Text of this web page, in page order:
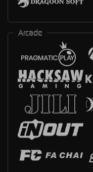
Arcade